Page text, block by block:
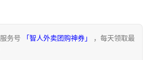
务号 「智人外卖团购神券」
，每天领取最